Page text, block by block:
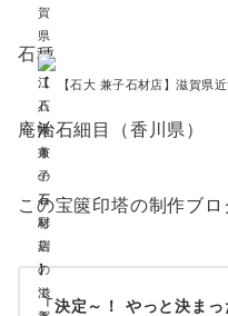
石種
庵治石細目（香川県）
この宝篋印塔の制作ブロ
「決定～！ やっと決ま
【石大 兼子石材店】滋賀県